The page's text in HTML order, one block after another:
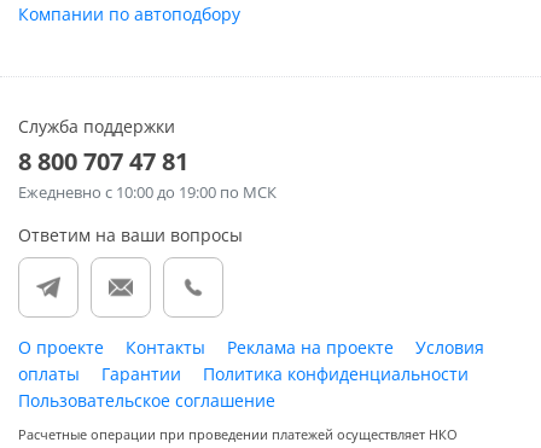
Компании по автоподбору
Служба поддержки
8 800 707 47 81
Ежедневно с 10:00 до 19:00 по МСК
Ответим на ваши вопросы
О проекте Контакты Реклама на проекте
Условия
оплаты
Гарантии
Политика конфиденциальности
Пользовательское соглашение
Расчетные операции при проведении платежей осуществляет НКО